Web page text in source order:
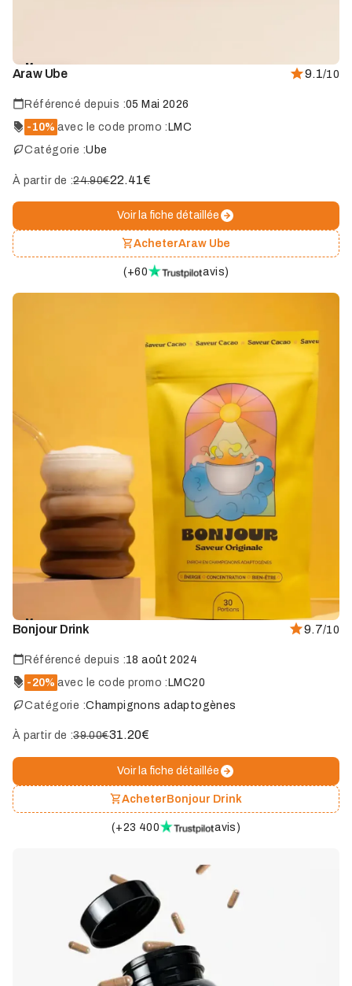
Marque
coup
cœur
Araw Ube 9.1/10
Référencé depuis :05 Mai 2026
-10% avec le code promo : LMC
Catégorie :Ube
À partir de :24.90€22.41€
Voir la fiche détaillée
AcheterAraw Ube
(+60 avis)
Marque
coup
cœur
Bonjour Drink 9.7/10
Référencé depuis :18 août 2024
-20% avec le code promo : LMC20
Catégorie :Champignons adaptogènes
À partir de :39.00€31.20€
Voir la fiche détaillée
Acheter Bonjour Drink
(+23 400 avis )